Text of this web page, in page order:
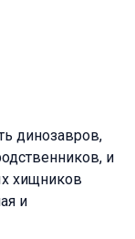
динозавров,
и
хищников
и